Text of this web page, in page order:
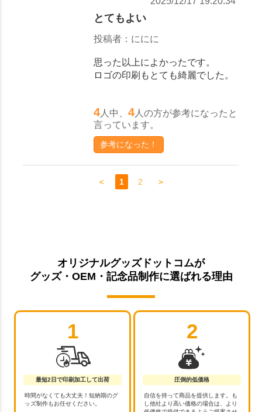
とてもよい
投稿者：ににに
思った以上によかったです。
ロゴの印刷もとても綺麗でした。
4 人中、 4 人の方が参考になったと
言っています。
参考になった！
＜ 1 2 ＞
オリジナルグッズドットコムが
グッズ・OEM・記念品制作に選ばれる理由
1
最短2日で印刷加工して出荷
時間がなくても大丈夫！短納期のグ
ッズ制作もお任せください。
2
圧倒的低価格
自信を持って商品を提供します。も
し他社より高い価格の場合は、より